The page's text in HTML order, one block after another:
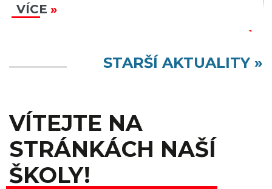
VÍCE
STARŠÍ AKTUALITY »
VÍTEJTE NA
STRÁNKÁCH NAŠÍ
ŠKOLY!